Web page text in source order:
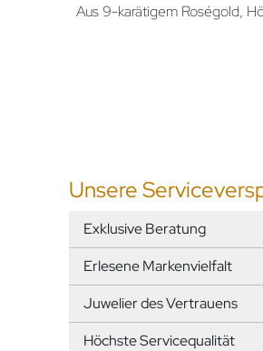
Aus 9-karätigem Roségold,
Unsere
Exklusive Beratung
Erlesene Markenvielfalt
Juwelier des Vertrauens
Höchste Servicequalität